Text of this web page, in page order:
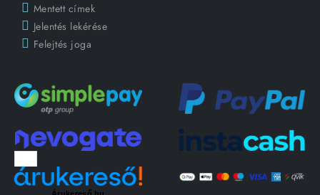
Mentett címek
Jelentés lekérése
Felejtés joga